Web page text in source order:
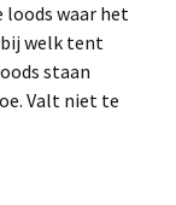
loods waar het
welk tent
staan
Valt niet te